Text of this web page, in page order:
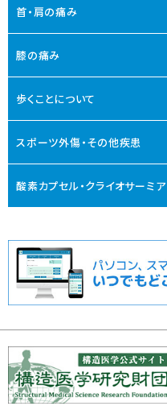
首・肩の痛み
膝の痛み
歩くことについて
スポーツ外傷・その他疾患
酸素カプセル・クライオサーミア